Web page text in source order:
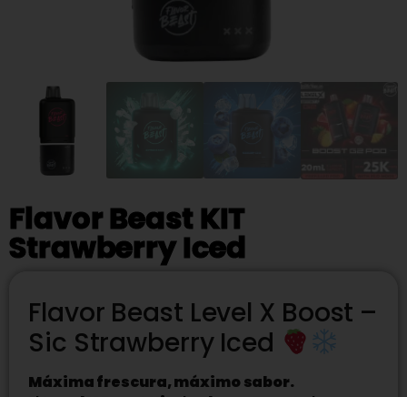
Flavor Beast KIT
Strawberry Iced
Flavor Beast Level X Boost –
Sic Strawberry Iced
Máxima frescura, máximo sabor.